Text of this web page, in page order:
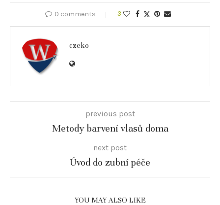
0 comments 3
czeko
previous post
Metody barvení vlasů doma
next post
Úvod do zubní péče
YOU MAY ALSO LIKE